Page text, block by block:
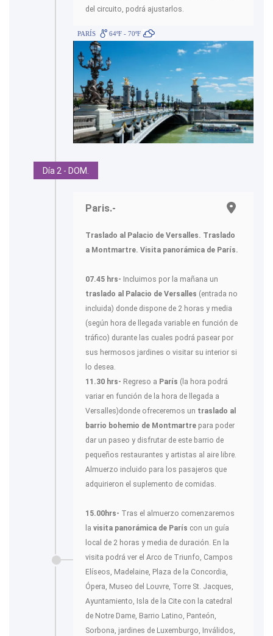
del circuito, podrá ajustarlos.
PARÍS 64ºF - 70ºF
Día 2 - DOM.
Paris.-
Traslado al Palacio de Versalles. Traslado
a Montmartre. Visita panorámica de París.
07.45 hrs- Incluimos por la mañana un
traslado al Palacio de Versalles (entrada no
incluida) donde dispone de 2 horas y media
(según hora de llegada variable en función de
tráfico) durante las cuales podrá pasear por
sus hermosos jardines o visitar su interior si
lo desea.
11.30 hrs- Regreso a París (la hora podrá
variar en función de la hora de llegada a
Versalles)donde ofreceremos un traslado al
barrio bohemio de Montmartre para poder
dar un paseo y disfrutar de este barrio de
pequeños restaurantes y artistas al aire libre.
Almuerzo incluido para los pasajeros que
adquirieron el suplemento de comidas.
15.00hrs- Tras el almuerzo comenzaremos
la visita panorámica de París con un guía
local de 2 horas y media de duración. En la
visita podrá ver el Arco de Triunfo, Campos
Elíseos, Madelaine, Plaza de la Concordia,
Ópera, Museo del Louvre, Torre St. Jacques,
Ayuntamiento, Isla de la Cite con la catedral
de Notre Dame, Barrio Latino, Panteón,
Sorbona, jardines de Luxemburgo, Inválidos,